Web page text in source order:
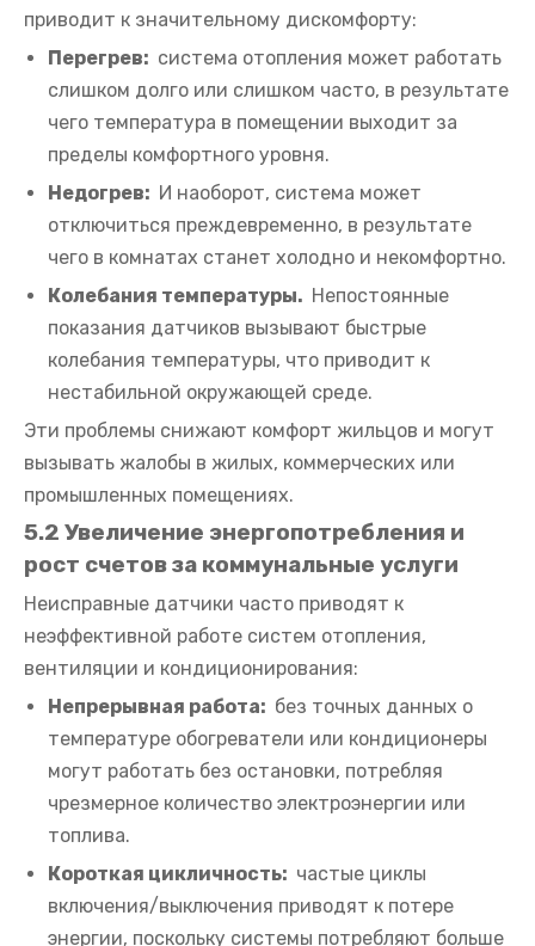
приводит к значительному дискомфорту:
Перегрев: система отопления может работать
слишком долго или слишком часто, в результате
чего температура в помещении выходит за
пределы комфортного уровня.
Недогрев: И наоборот, система может
отключиться преждевременно, в результате
чего в комнатах станет холодно и некомфортно.
Колебания температуры. Непостоянные
показания датчиков вызывают быстрые
колебания температуры, что приводит к
нестабильной окружающей среде.
Эти проблемы снижают комфорт жильцов и могут
вызывать жалобы в жилых, коммерческих или
промышленных помещениях.
5.2 Увеличение энергопотребления и
рост счетов за коммунальные услуги
Неисправные датчики часто приводят к
неэффективной работе систем отопления,
вентиляции и кондиционирования:
Непрерывная работа: без точных данных о
температуре обогреватели или кондиционеры
могут работать без остановки, потребляя
чрезмерное количество электроэнергии или
топлива.
Короткая цикличность: частые циклы
включения/выключения приводят к потере
энергии, поскольку системы потребляют больше